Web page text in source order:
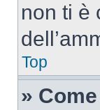
non ti è
Top
»